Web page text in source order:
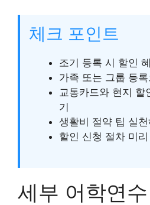
체크 포인트
조기 등록 시 할인
가족 또는 그룹 등
교통카드와 현지 할
기
생활비 절약 팁 실천
할인 신청 절차 미
세부 어학연